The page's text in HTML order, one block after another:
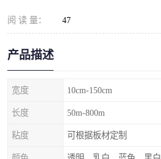
阅 读 量： 47
产品描述
宽度 10cm-150cm
长度 50m-800m
粘度 可根据板材定制